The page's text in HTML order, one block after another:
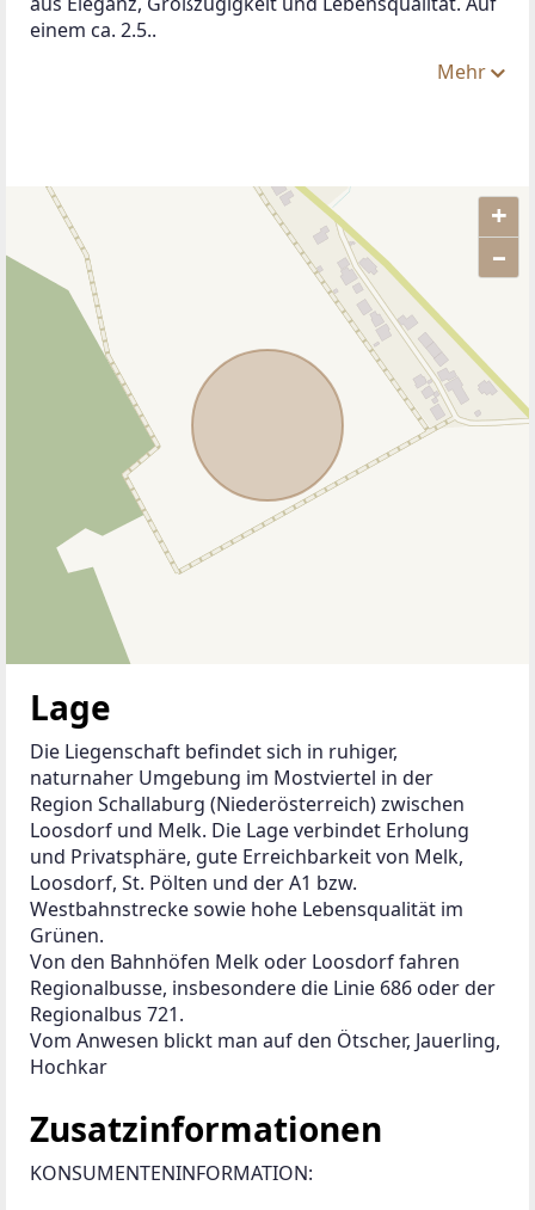
einem ca. 2.5..
Mehr
+
–
ANBIETER KONTAKTIEREN
Lage
Die Liegenschaft befindet sich in ruhiger,
naturnaher Umgebung im Mostviertel in der
Region Schallaburg (Niederösterreich) zwischen
Loosdorf und Melk. Die Lage verbindet Erholung
und Privatsphäre, gute Erreichbarkeit von Melk,
Loosdorf, St. Pölten und der A1 bzw.
Westbahnstrecke sowie hohe Lebensqualität im
Grünen.
Von den Bahnhöfen Melk oder Loosdorf fahren
Regionalbusse, insbesondere die Linie 686 oder der
Regionalbus 721.
Vom Anwesen blickt man auf den Ötscher, Jauerling,
Hochkar
Zusatzinformationen
KONSUMENTENINFORMATION: